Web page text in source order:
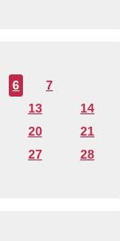
6
7
13
14
20
21
27
28